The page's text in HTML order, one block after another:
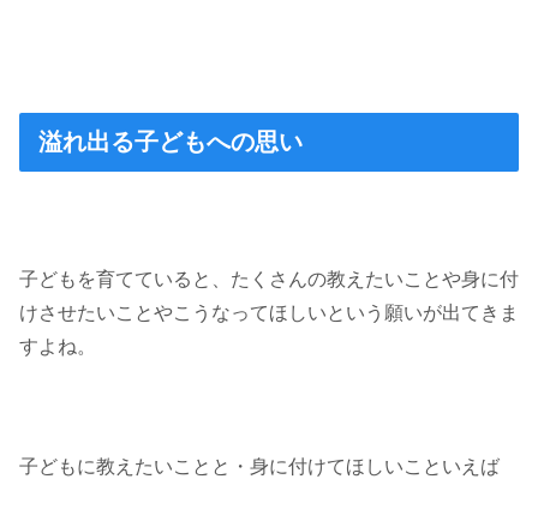
溢れ出る子どもへの思い
子どもを育てていると、たくさんの教えたいことや身に付
けさせたいことやこうなってほしいという願いが出てきま
すよね。
子どもに教えたいことと・身に付けてほしいこといえば